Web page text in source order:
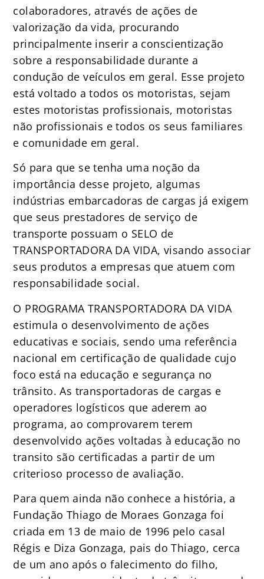
colaboradores, através de ações de
valorização da vida, procurando
principalmente inserir a conscientização
sobre a responsabilidade durante a
condução de veículos em geral. Esse projeto
está voltado a todos os motoristas, sejam
estes motoristas profissionais, motoristas
não profissionais e todos os seus familiares
e comunidade em geral.
Só para que se tenha uma noção da
importância desse projeto, algumas
indústrias embarcadoras de cargas já exigem
que seus prestadores de serviço de
transporte possuam o SELO de
TRANSPORTADORA DA VIDA, visando associar
seus produtos a empresas que atuem com
responsabilidade social.
O PROGRAMA TRANSPORTADORA DA VIDA
estimula o desenvolvimento de ações
educativas e sociais, sendo uma referência
nacional em certificação de qualidade cujo
foco está na educação e segurança no
trânsito. As transportadoras de cargas e
operadores logísticos que aderem ao
programa, ao comprovarem terem
desenvolvido ações voltadas à educação no
transito são certificadas a partir de um
criterioso processo de avaliação.
Para quem ainda não conhece a história, a
Fundação Thiago de Moraes Gonzaga foi
criada em 13 de maio de 1996 pelo casal
Régis e Diza Gonzaga, pais do Thiago, cerca
de um ano após o falecimento do filho,